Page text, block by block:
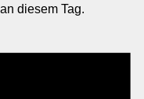
diesem Tag.